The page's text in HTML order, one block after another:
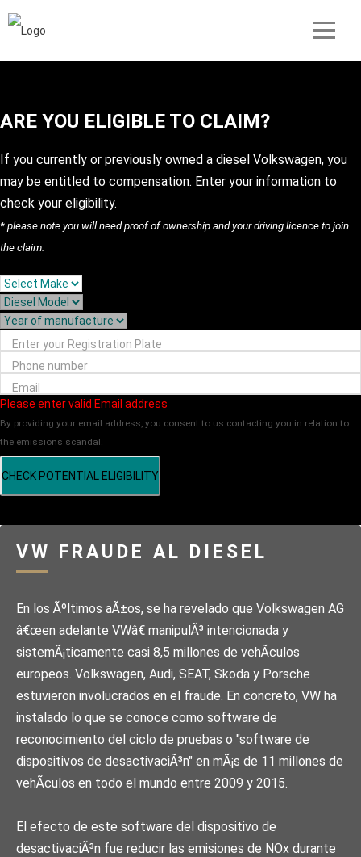
ARE YOU ELIGIBLE TO CLAIM?
If you currently or previously owned a diesel Volkswagen, you
may be entitled to compensation. Enter your information to
check your eligibility.
* please note you will need proof of ownership and your driving licence to join
the claim.
Enter your Registration Plate
Phone number
Email
Please enter valid Email address
By providing your email address, you consent to us contacting you in relation to
the emissions scandal.
CHECK POTENTIAL ELIGIBILITY
VW FRAUDE AL DIESEL
En los Ãºltimos aÃ±os, se ha revelado que Volkswagen AG
â€œen adelante VWâ€ manipulÃ³ intencionada y
sistemÃ¡ticamente casi 8,5 millones de vehÃ­culos
europeos. Volkswagen, Audi, SEAT, Skoda y Porsche
estuvieron involucrados en el fraude. En concreto, VW ha
instalado lo que se conoce como software de
reconocimiento del ciclo de pruebas o "software de
dispositivos de desactivaciÃ³n" en mÃ¡s de 11 millones de
vehÃ­culos en todo el mundo entre 2009 y 2015.
El efecto de este software del dispositivo de
desactivaciÃ³n fue reducir las emisiones de NOx durante